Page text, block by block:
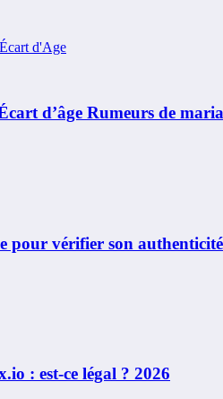
d’âge Rumeurs de
vérifier son authenticité
: est-ce légal ? 2026